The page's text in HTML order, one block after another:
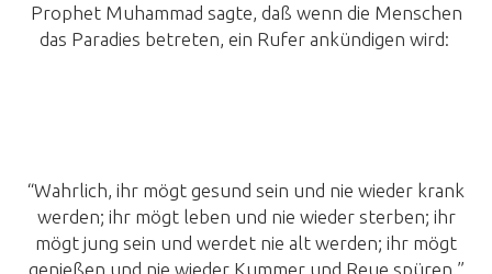
Prophet Muhammad sagte, daß wenn die Menschen
das Paradies betreten, ein Rufer ankündigen wird:
“Wahrlich, ihr mögt gesund sein und nie wieder krank
werden; ihr mögt leben und nie wieder sterben; ihr
mögt jung sein und werdet nie alt werden; ihr mögt
genießen und nie wieder Kummer und Reue spüren.”